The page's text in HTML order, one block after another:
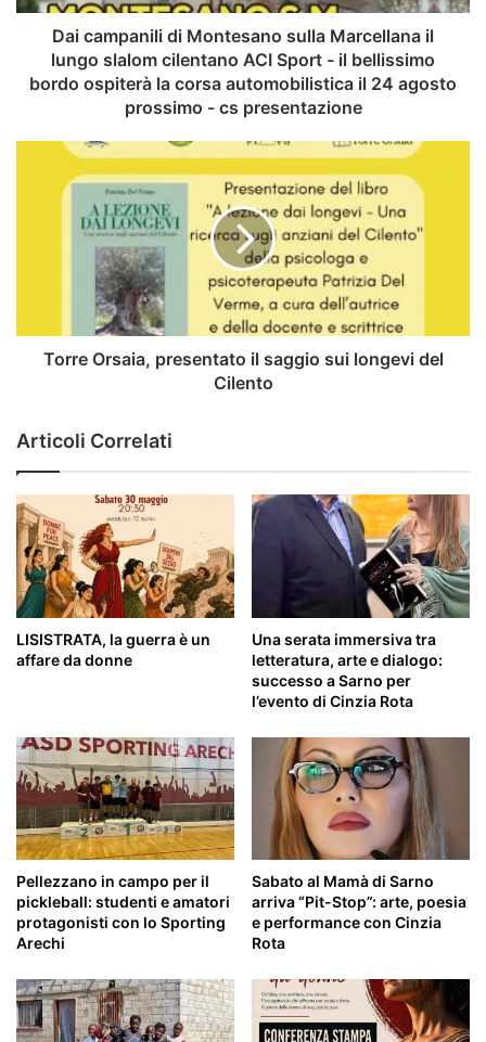
slalom
cilentano
Sport
bellissimo
ospiterà
automobilistica
prossimo
Dai campanili di Montesano sulla Marcellana il
lungo slalom cilentano ACI Sport - il bellissimo
bordo ospiterà la corsa automobilistica il 24 agosto
prossimo - cs presentazione
presentato
Cilento
Torre Orsaia, presentato il saggio sui longevi del
Cilento
Articoli Correlati
LISISTRATA, la guerra è un
affare da donne
Una serata immersiva tra
letteratura, arte e dialogo:
successo a Sarno per
l’evento di Cinzia Rota
Pellezzano in campo per il
pickleball: studenti e amatori
protagonisti con lo Sporting
Arechi
Sabato al Mamà di Sarno
arriva “Pit-Stop”: arte, poesia
e performance con Cinzia
Rota